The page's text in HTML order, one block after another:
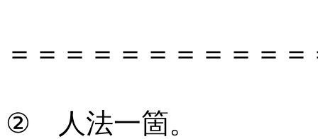
＝＝＝＝＝＝＝＝＝＝
② 人法一箇。